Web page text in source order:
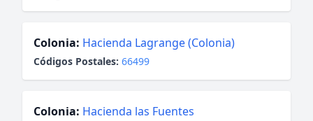
Colonia: Hacienda Lagrange (Colonia)
Códigos Postales: 66499
Colonia: Hacienda las Fuentes